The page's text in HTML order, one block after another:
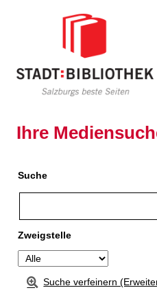
Ihre
Suche
Zweigstelle
Suche verfeinern